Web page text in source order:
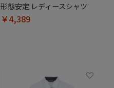
形態安定 レディースシャツ
￥4,389